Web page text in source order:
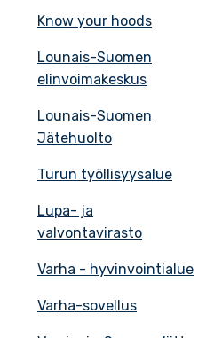
Know your hoods
Lounais-Suomen
elinvoimakeskus
Lounais-Suomen
Jätehuolto
Turun työllisyysalue
Lupa- ja
valvontavirasto
Varha - hyvinvointialue
Varha-sovellus